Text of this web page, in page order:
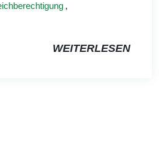
,
WEITERLESEN